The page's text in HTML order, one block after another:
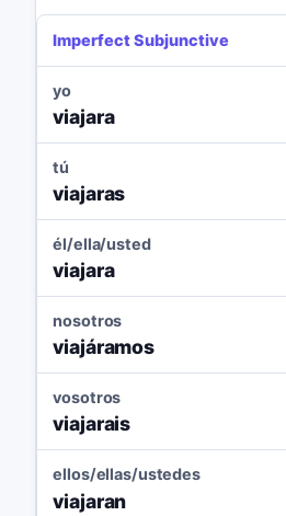
Imperfect Subjunctive
yo
viajara
tú
viajaras
él/ella/usted
viajara
nosotros
viajáramos
vosotros
viajarais
ellos/ellas/ustedes
viajaran